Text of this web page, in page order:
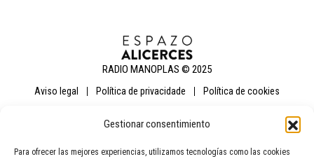
Gestionar consentimiento
Para ofrecer las mejores experiencias, utilizamos tecnologías como las cookies
RADIO MANOPLAS © 2025
aviso legal política de privacidade política de cookies